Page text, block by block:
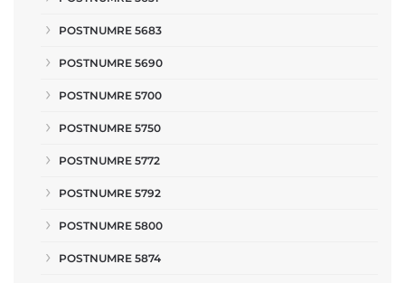
POSTNUMRE 5683
POSTNUMRE 5690
POSTNUMRE 5700
POSTNUMRE 5750
POSTNUMRE 5772
POSTNUMRE 5792
POSTNUMRE 5800
POSTNUMRE 5874